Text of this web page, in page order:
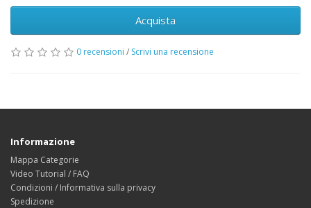
Acquista
0 recensioni / Scrivi una recensione
Informazione
Mappa Categorie
Video Tutorial / FAQ
Condizioni / Informativa sulla privacy
Spedizione